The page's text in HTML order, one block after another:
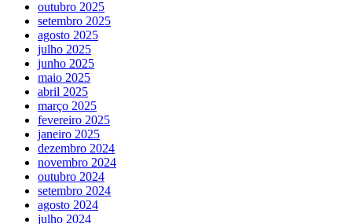
outubro 2025
setembro 2025
agosto 2025
julho 2025
junho 2025
maio 2025
abril 2025
março 2025
fevereiro 2025
janeiro 2025
dezembro 2024
novembro 2024
outubro 2024
setembro 2024
agosto 2024
julho 2024